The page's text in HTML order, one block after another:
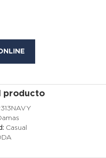
producto
Casual